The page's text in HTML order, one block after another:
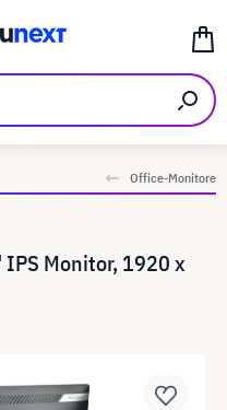
Office-Monitore
Monitor, 1920 x